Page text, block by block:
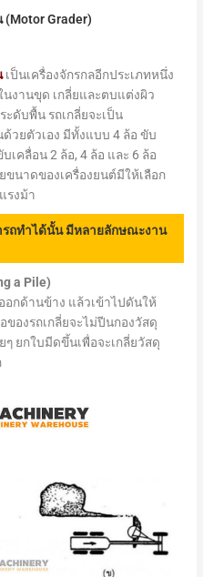
(Motor Grader)
เป็นเครื่องจักรกลอีกประเภทหนึ่ง
นงานขุด เกลี่ยและตบแต่งผิว
ดับพื้น รถเกลี่ยจะเป็น
วยตัวเอง มีทั้งแบบ 4 ล้อ ขับ
เคลื่อน 2 ล้อ, 4 ล้อ และ 6 ล้อ
นาดของเครื่องยนต์มีให้เลือก
รงม้า
ถทำได้นั้น มีหลายลักษณะงาน
a Pile)
อกด้านข้าง แล้วเข้าไปดันให้
ของรถเกลี่ยจะไม่ปีนกองวัสดุ
ยกใบมีดขึ้นเพื่อจะเกลี่ยวัสดุ